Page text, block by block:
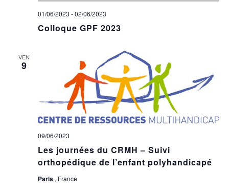
Colloque GPF 2023
01/06/2023 -02/06/2023
VEN
9
Les journées du CRMH – Suivi
orthopédique de l’enfant polyhandicapé
09/06/2023
Paris , France